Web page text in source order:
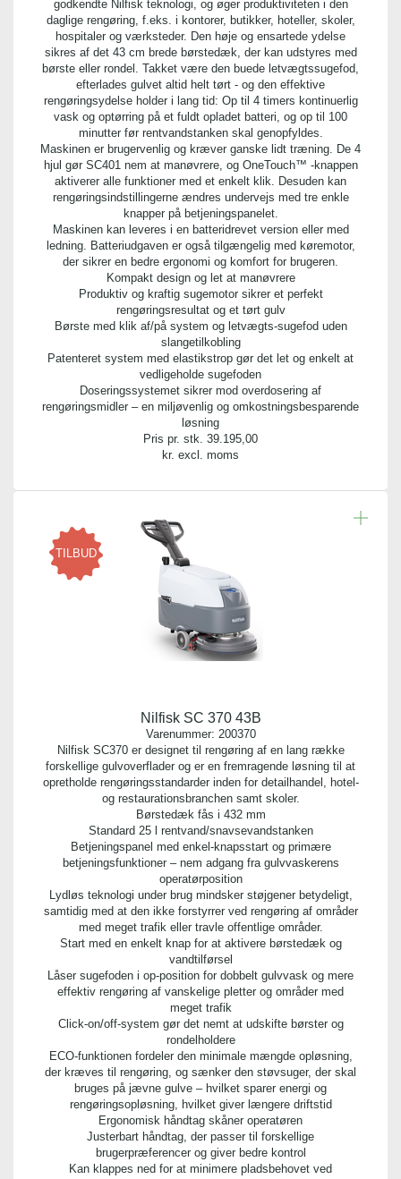
godkendte Nilfisk teknologi, og øger produktiviteten i den
daglige rengøring, f.eks. i kontorer, butikker, hoteller, skoler,
hospitaler og værksteder. Den høje og ensartede ydelse
sikres af det 43 cm brede børstedæk, der kan udstyres med
børste eller rondel. Takket være den buede letvægtssugefod,
efterlades gulvet altid helt tørt - og den effektive
rengøringsydelse holder i lang tid: Op til 4 timers kontinuerlig
vask og optørring på et fuldt opladet batteri, og op til 100
minutter før rentvandstanken skal genopfyldes.
Maskinen er brugervenlig og kræver ganske lidt træning. De 4
hjul gør SC401 nem at manøvrere, og OneTouch™ -knappen
aktiverer alle funktioner med et enkelt klik. Desuden kan
rengøringsindstillingerne ændres undervejs med tre enkle
knapper på betjeningspanelet.
Maskinen kan leveres i en batteridrevet version eller med
ledning. Batteriudgaven er også tilgængelig med køremotor,
der sikrer en bedre ergonomi og komfort for brugeren.
Kompakt design og let at manøvrere
Produktiv og kraftig sugemotor sikrer et perfekt
rengøringsresultat og et tørt gulv
Børste med klik af/på system og letvægts-sugefod uden
slangetilkobling
Patenteret system med elastikstrop gør det let og enkelt at
vedligeholde sugefoden
Doseringssystemet sikrer mod overdosering af
rengøringsmidler – en miljøvenlig og omkostningsbesparende
løsning
Pris pr. stk. 39.195,00
kr. excl. moms
TILBUD
Nilfisk SC 370 43B
Varenummer: 200370
Nilfisk SC370 er designet til rengøring af en lang række
forskellige gulvoverflader og er en fremragende løsning til at
opretholde rengøringsstandarder inden for detailhandel, hotel-
og restaurationsbranchen samt skoler.
Børstedæk fås i 432 mm
Standard 25 l rentvand/snavsevandstanken
Betjeningspanel med enkel-knapsstart og primære
betjeningsfunktioner – nem adgang fra gulvvaskerens
operatørposition
Lydløs teknologi under brug mindsker støjgener betydeligt,
samtidig med at den ikke forstyrrer ved rengøring af områder
med meget trafik eller travle offentlige områder.
Start med en enkelt knap for at aktivere børstedæk og
vandtilførsel
Låser sugefoden i op-position for dobbelt gulvvask og mere
effektiv rengøring af vanskelige pletter og områder med
meget trafik
Click-on/off-system gør det nemt at udskifte børster og
rondelholdere
ECO-funktionen fordeler den minimale mængde opløsning,
der kræves til rengøring, og sænker den støvsuger, der skal
bruges på jævne gulve – hvilket sparer energi og
rengøringsopløsning, hvilket giver længere driftstid
Ergonomisk håndtag skåner operatøren
Justerbart håndtag, der passer til forskellige
brugerpræferencer og giver bedre kontrol
Kan klappes ned for at minimere pladsbehovet ved